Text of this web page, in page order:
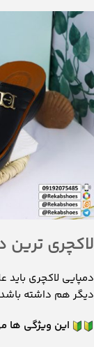
لاکچری ترین
دمپایی لاکچری
دیگر هم داشته
این ویژگی ها